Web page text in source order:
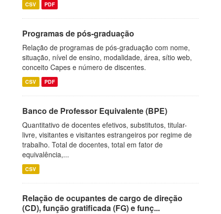
CSV PDF
Programas de pós-graduação
Relação de programas de pós-graduação com nome,
situação, nível de ensino, modalidade, área, sítio web,
conceito Capes e número de discentes.
CSV PDF
Banco de Professor Equivalente (BPE)
Quantitativo de docentes efetivos, substitutos, titular-
livre, visitantes e visitantes estrangeiros por regime de
trabalho. Total de docentes, total em fator de
equivalência,...
CSV
Relação de ocupantes de cargo de direção
(CD), função gratificada (FG) e funç...